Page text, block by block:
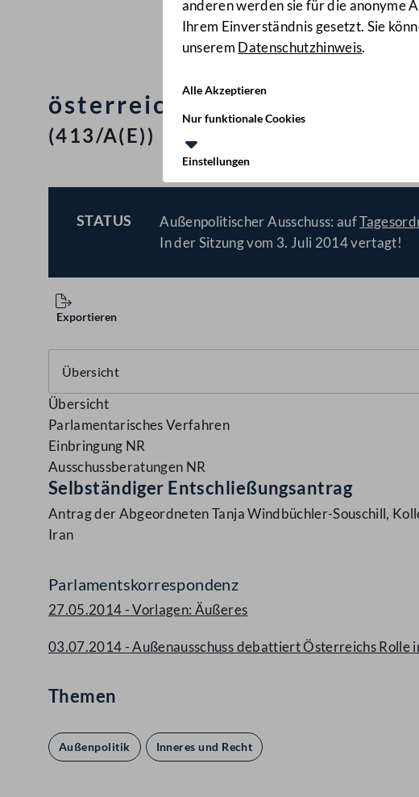
anderen werden sie für die anonyme
Ihrem Einverständnis gesetzt. Sie
unserem Datenschutzhinweis.
Alle Akzeptieren
Nur funktionale Cookies
Einstellungen
österreichische Initiativen
(413/A(E))
STATUS
BESCHLOSSEN
Außenpolitischer Ausschuss: auf
In der Sitzung vom 3. Juli 2014 vertagt!
Exportieren
Übersicht
Parlamentarisches Verfahren
Einbringung NR
Ausschussberatungen NR
Selbständiger Entschließungsantrag
Antrag der Abgeordneten Tanja Windbüchler-Souschill,
Iran
Parlamentskorrespondenz
27.05.2014 - Vorlagen: Äußeres
03.07.2014 - Außenausschuss debattiert Österreichs Rolle
Themen
Außenpolitik Inneres und Recht